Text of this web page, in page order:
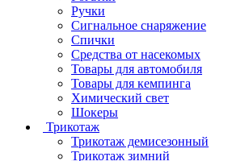
Ручки
Сигнальное снаряжение
Спички
Средства от насекомых
Товары для автомобиля
Товары для кемпинга
Химический свет
Шокеры
Трикотаж
Трикотаж демисезонный
Трикотаж зимний